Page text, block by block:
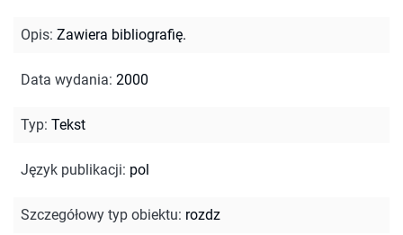
Opis: Zawiera bibliografię.
Data wydania: 2000
Typ: Tekst
Język publikacji: pol
Szczegółowy typ obiektu: rozdz